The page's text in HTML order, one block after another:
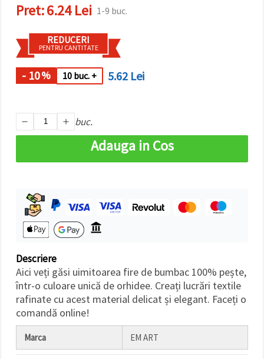
urile făcând
clic pe
toate!" Sau
să vă
indicați
selectând
făcând clic
pe butonul
"Salvați"
Setări
Pret:6.24 Lei 1-9 buc.
REDUCERI
PENTRU CANTITATE
- 10% 10 buc. + 5.62 Lei
buc.
Adauga in Cos
Descriere
Aici veți găsi uimitoarea fire de bumbac 100% pește,
într-o culoare unică de orhidee. Creați lucrări textile
rafinate cu acest material delicat și elegant. Faceți o
comandă online!
Marca EM ART